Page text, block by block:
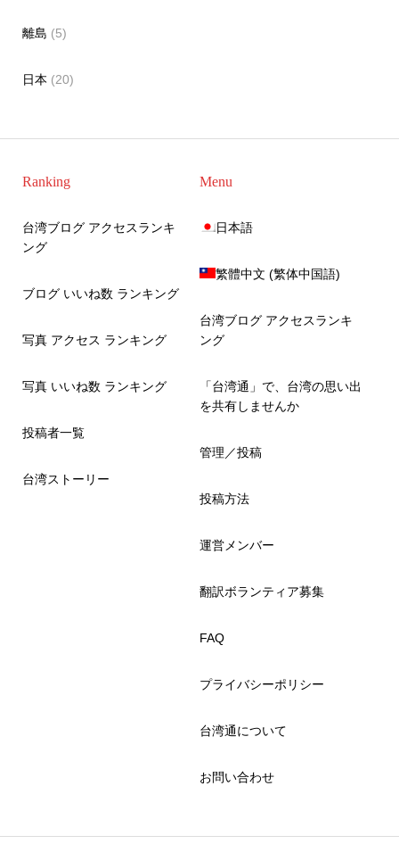
離島 (5)
日本 (20)
Ranking
台湾ブログ アクセスランキ
ング
ブログ いいね数 ランキング
写真 アクセス ランキング
写真 いいね数 ランキング
投稿者一覧
台湾ストーリー
Menu
日本語
繁體中文 (繁体中国語)
台湾ブログ アクセスランキ
ング
「台湾通」で、台湾の思い出
を共有しませんか
管理／投稿
投稿方法
運営メンバー
翻訳ボランティア募集
FAQ
プライバシーポリシー
台湾通について
お問い合わせ